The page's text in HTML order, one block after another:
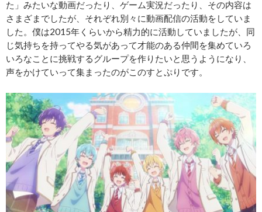
た」みたいな動画だったり、ゲーム実況だったり、その内容は
さまざまでしたが、それぞれ別々に動画配信の活動をしていま
した。僕は2015年くらいから精力的に活動していましたが、同
じ気持ちを持ってやる気があって才能のある仲間を集めていろ
いろなことに挑戦するグループを作りたいと思うようになり、
声をかけていって集まったのがこのすとぷりです。